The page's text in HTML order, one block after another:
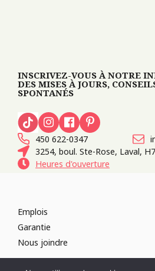
INSCRIVEZ-VOUS À NOTRE
DES MISES À JOURS,
SPONTANÉS
450 622-0347
3254, boul. Ste-Rose, Laval,
Heures d'ouverture
Emplois
Garantie
Nous joindre